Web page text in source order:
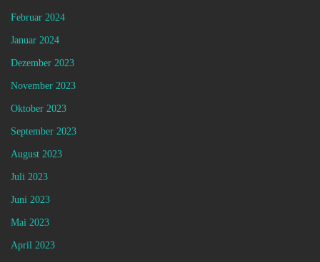
Februar 2024
Januar 2024
Dezember 2023
November 2023
Oktober 2023
September 2023
August 2023
Juli 2023
Juni 2023
Mai 2023
April 2023